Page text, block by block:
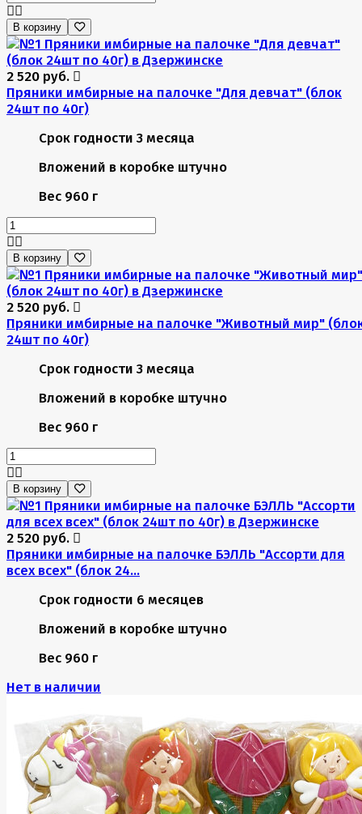
В корзину
2 520 руб.
Пряники имбирные на палочке "Для девчат" (блок
24шт по 40г)
Срок годности 3 месяца
Вложений в коробке штучно
Вес 960 г
В корзину
2 520 руб.
Пряники имбирные на палочке "Животный мир"
24шт по 40г)
Срок годности 3 месяца
Вложений в коробке штучно
Вес 960 г
В корзину
2 520 руб.
Пряники имбирные на палочке БЭЛЛЬ "Ассорти для
всех всех" (блок 24...
Срок годности 6 месяцев
Вложений в коробке штучно
Вес 960 г
Нет в наличии